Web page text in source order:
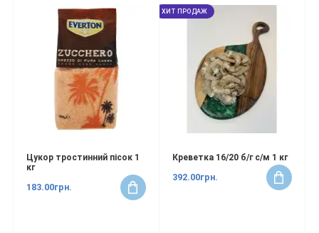
Цукор тростинний пісок 1
кг
183.00грн.
ХИТ ПРОДАЖ
Креветка 16/20 б/г с/м 1 кг
392.00грн.